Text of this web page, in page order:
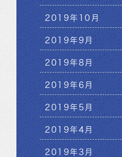
2019年10月
2019年9月
2019年8月
2019年6月
2019年5月
2019年4月
2019年3月